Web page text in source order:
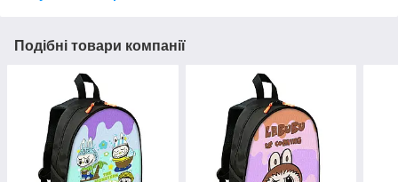
Подібні товари компанії